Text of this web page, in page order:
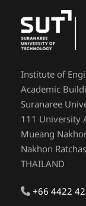
Institute of
Academic
Suranaree
111 University
Mueang
Nakhon
THAILAND
+66 4422